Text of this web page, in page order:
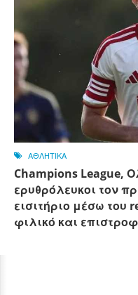
ΑΘΛΗΤΙΚΑ
Champions League,
ερυθρόλευκοι τον
εισιτήριο μέσω του
φιλικό και